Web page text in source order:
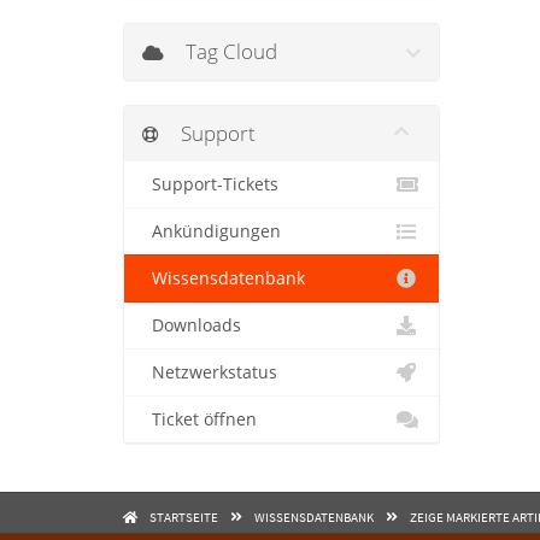
Tag Cloud
Support
Support-Tickets
Ankündigungen
Wissensdatenbank
Downloads
Netzwerkstatus
Ticket öffnen
STARTSEITE WISSENSDATENBANK ZEIGE MARKIERTE